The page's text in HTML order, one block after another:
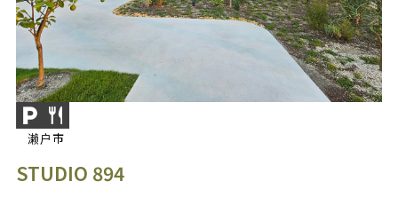
濑户市
STUDIO 894